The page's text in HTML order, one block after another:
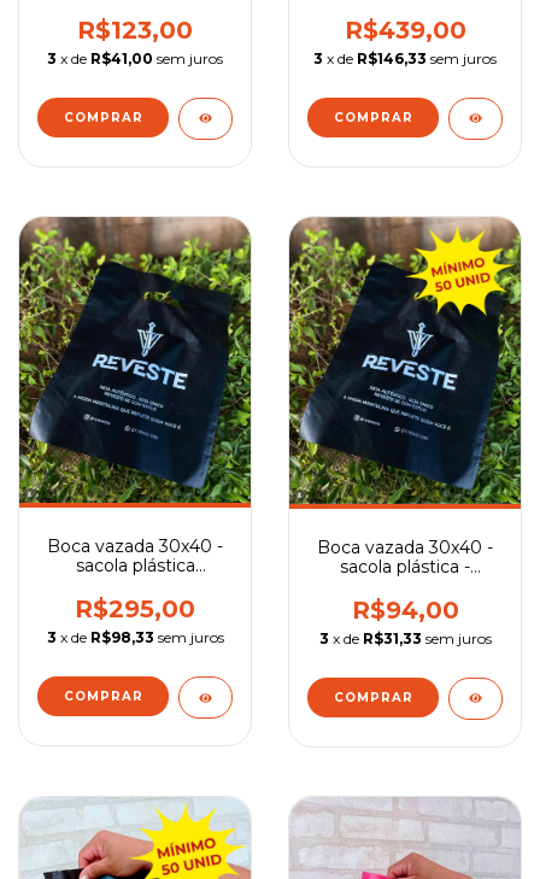
R$123,00
3 x de R$41,00 sem juros
COMPRAR
R$439,00
3 x de R$146,33 sem juros
COMPRAR
Boca vazada 30x40 -
sacola plástica
R$295,00
3 x de R$98,33 sem juros
COMPRAR
Boca vazada 30x40 -
sacola plástica -
R$94,00
3 x de R$31,33 sem juros
COMPRAR